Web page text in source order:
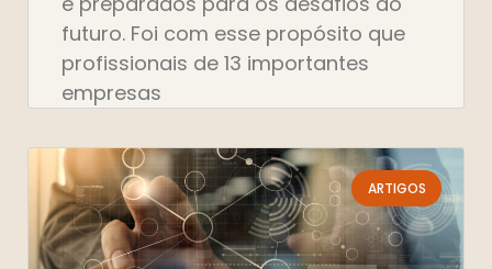
futuro. Foi com esse propósito que
profissionais de 13 importantes
empresas
ARTIGOS